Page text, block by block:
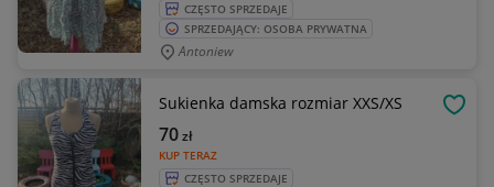
CZĘSTO SPRZEDAJE
SPRZEDAJĄCY: OSOBA PRYWATNA
Antoniew
Sukienka damska rozmiar XXS/XS
KUP TERAZ
70zł
CZĘSTO SPRZEDAJE